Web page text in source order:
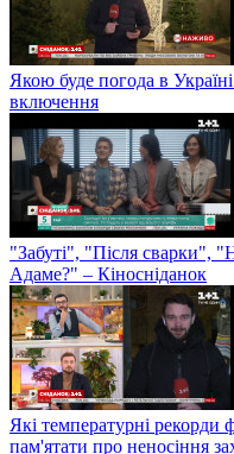
Якою буде погода в
включення
"Забуті", "Після сварки",
Адаме?" – Кіносніданок
Які температурні рекорди
пам'ятати про неносіння